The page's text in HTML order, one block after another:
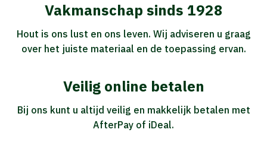
Vakmanschap sinds 1928
Hout is ons lust en ons leven. Wij adviseren u graag
over het juiste materiaal en de toepassing ervan.
Veilig online betalen
Bij ons kunt u altijd veilig en makkelijk betalen met
AfterPay of iDeal.